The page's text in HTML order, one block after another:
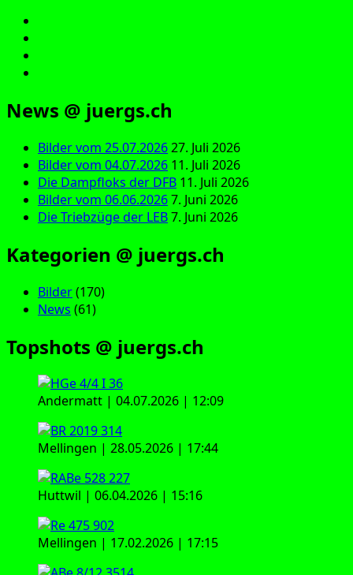
News @ juergs.ch
Bilder vom 25.07.202627. Juli 2026
Bilder vom 04.07.2026 11. Juli 2026
Die Dampfloks der DFB 11. Juli 2026
Bilder vom 06.06.20267. Juni 2026
Die Triebzüge der LEB7. Juni 2026
Kategorien @ juergs.ch
Bilder(170)
News (61)
Topshots @ juergs.ch
Andermatt | 04.07.2026 | 12:09
Mellingen | 28.05.2026 | 17:44
Huttwil | 06.04.2026 | 15:16
Mellingen | 17.02.2026 | 17:15